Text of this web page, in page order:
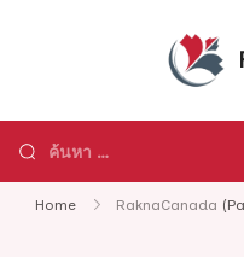
ค้นหา
สำหรับ:
Home RaknaCanada